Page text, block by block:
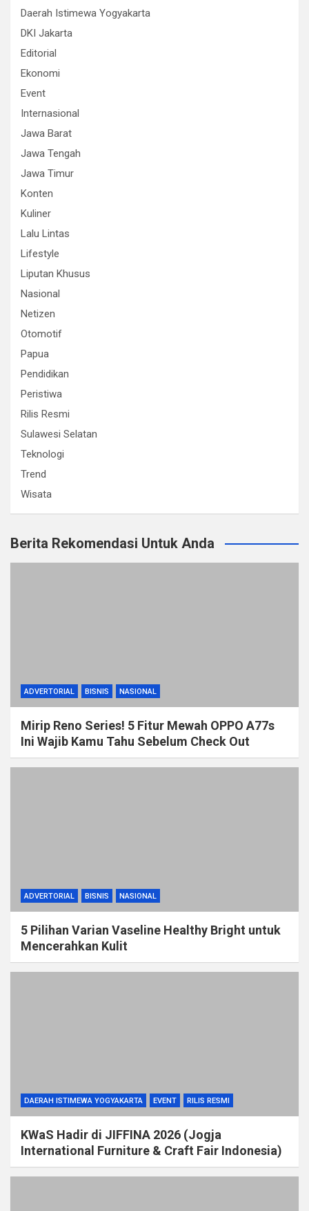
Daerah Istimewa Yogyakarta
DKI Jakarta
Editorial
Ekonomi
Event
Internasional
Jawa Barat
Jawa Tengah
Jawa Timur
Konten
Kuliner
Lalu Lintas
Lifestyle
Liputan Khusus
Nasional
Netizen
Otomotif
Papua
Pendidikan
Peristiwa
Rilis Resmi
Sulawesi Selatan
Teknologi
Trend
Wisata
Berita Rekomendasi Untuk Anda
ADVERTORIAL BISNIS NASIONAL
Mirip Reno Series! 5 Fitur Mewah OPPO A77s
Ini Wajib Kamu Tahu Sebelum Check Out
ADVERTORIAL BISNIS NASIONAL
5 Pilihan Varian Vaseline Healthy Bright untuk
Mencerahkan Kulit
DAERAH ISTIMEWA YOGYAKARTA EVENT RILIS RESMI
KWaS Hadir di JIFFINA 2026 (Jogja
International Furniture & Craft Fair Indonesia)